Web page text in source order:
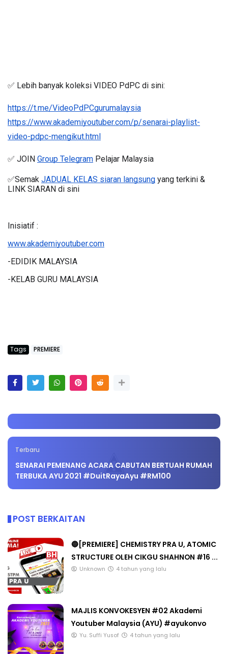
✅ Lebih banyak koleksi VIDEO PdPC di sini:
https://t.me/VideoPdPCgurumalaysia
https://www.akademiyoutuber.com/p/senarai-playlist-
video-pdpc-mengikut.html
✅ JOIN Group Telegram Pelajar Malaysia
✅Semak JADUAL KELAS siaran langsung yang terkini &
LINK SIARAN di sini
Inisiatif :
www.akademiyoutuber.com
-EDIDIK MALAYSIA
-KELAB GURU MALAYSIA
Tags PREMIERE
Terbaru
SENARAI PEMENANG ACARA CABUTAN BERTUAH RUMAH
TERBUKA AYU 2021 #DuitRayaAyu #RM100
POST BERKAITAN
🔵[PREMIERE] CHEMISTRY PRA U, ATOMIC
STRUCTURE OLEH CIKGU SHAHNON #16 ...
Unknown 4 tahun yang lalu
MAJLIS KONVOKESYEN #02 Akademi
Youtuber Malaysia (AYU) #ayukonvo
Yu. Suffi Yusof 4 tahun yang lalu